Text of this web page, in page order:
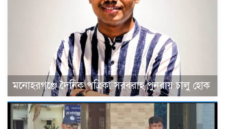
মনোহরগঞ্জে দৈনিক পত্রিকা সরবরাহ পুনরায় চালু হোক